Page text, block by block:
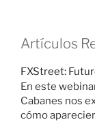
Artículos
FXStreet:
En este
Cabanes nos
cómo